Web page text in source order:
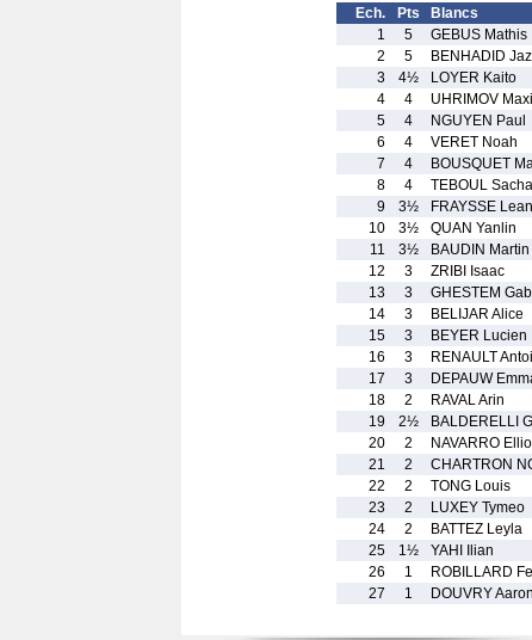
Ech. Pts Blancs
1
5 GEBUS Mathis
2
5 BENHADID
3
4½ LOYER Kaito
4
4 UHRIMOV
5
4 NGUYEN Paul
6
4 VERET Noah
7
4 BOUSQUET
8
4 TEBOUL Sacha
9
3½ FRAYSSE
10
3½ QUAN Yanlin
11
3½ BAUDIN Martin
12
3 ZRIBI Isaac
13
3 GHESTEM
14
3 BELIJAR Alice
15
3 BEYER Lucien
16
3 RENAULT
17
3 DEPAUW
18
2 RAVAL Arin
19
2½ BALDERELLI
20
2 NAVARRO
21
2 CHARTRON
22
2 TONG Louis
23
2 LUXEY Tymeo
24
2 BATTEZ Leyla
25
1½ YAHI Ilian
26
1 ROBILLARD
27
1 DOUVRY Aaron